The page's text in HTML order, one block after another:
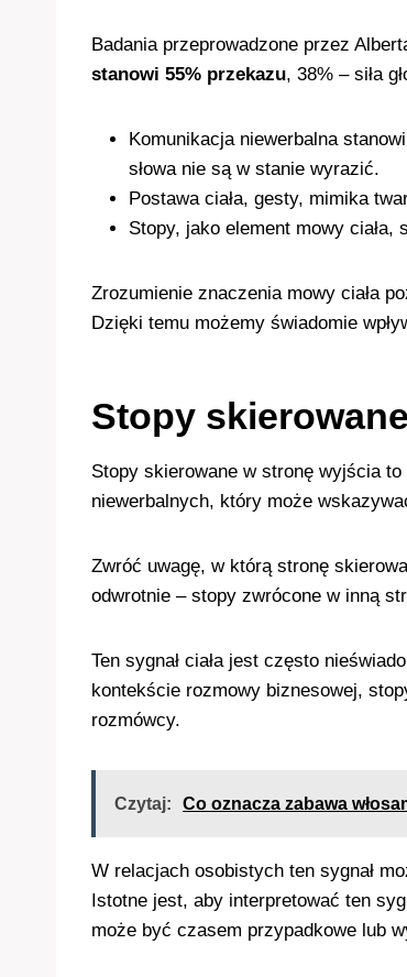
Badania przeprowadzone przez
stanowi 55% przekazu, 38% – siła
Komunikacja niewerbalna
słowa nie są w stanie wyrazić.
Postawa ciała, gesty, mimika
Stopy, jako element mowy
Zrozumienie znaczenia mowy ciała
Dzięki temu możemy świadomie
Stopy
Stopy skierowane w stronę wyjścia
niewerbalnych, który może
Zwróć uwagę, w którą stronę
odwrotnie – stopy zwrócone w inną
Ten sygnał ciała jest często
kontekście rozmowy biznesowej,
rozmówcy.
Czytaj: Co oznacza zabawa
W relacjach osobistych ten sygnał
Istotne jest, aby interpretować ten
może być czasem przypadkowe lub